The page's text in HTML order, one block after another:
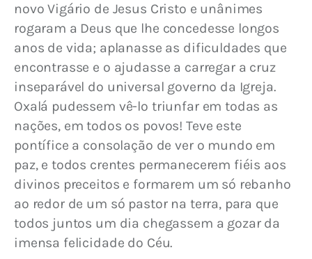
novo Vigário de Jesus Cristo e unânimes
rogaram a Deus que lhe concedesse longos
anos de vida; aplanasse as dificuldades que
encontrasse e o ajudasse a carregar a cruz
inseparável do universal governo da Igreja.
Oxalá pudessem vê-lo triunfar em todas as
nações, em todos os povos! Teve este
pontífice a consolação de ver o mundo em
paz, e todos crentes permanecerem fiéis aos
divinos preceitos e formarem um só rebanho
ao redor de um só pastor na terra, para que
todos juntos um dia chegassem a gozar da
imensa felicidade do Céu.